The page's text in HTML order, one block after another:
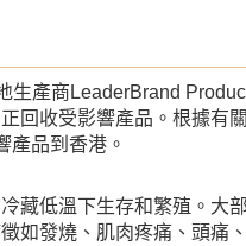
生產商LeaderBrand
回收受影響產品。根據有
產品到香港。
藏低溫下生存和繁殖。大
如發燒、肌肉疼痛、頭痛